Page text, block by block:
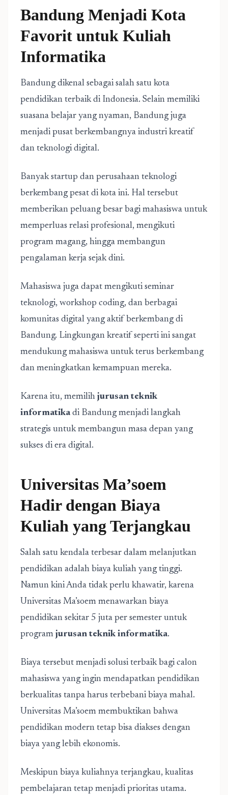
Bandung Menjadi Kota
Favorit untuk Kuliah
Informatika
Bandung dikenal sebagai salah satu kota
pendidikan terbaik di Indonesia. Selain memiliki
suasana belajar yang nyaman, Bandung juga
menjadi pusat berkembangnya industri kreatif
dan teknologi digital.
Banyak startup dan perusahaan teknologi
berkembang pesat di kota ini. Hal tersebut
memberikan peluang besar bagi mahasiswa untuk
memperluas relasi profesional, mengikuti
program magang, hingga membangun
pengalaman kerja sejak dini.
Mahasiswa juga dapat mengikuti seminar
teknologi, workshop coding, dan berbagai
komunitas digital yang aktif berkembang di
Bandung. Lingkungan kreatif seperti ini sangat
mendukung mahasiswa untuk terus berkembang
dan meningkatkan kemampuan mereka.
Karena itu, memilih jurusan teknik
informatikadi Bandung menjadi langkah
strategis untuk membangun masa depan yang
sukses di era digital.
Universitas Ma’soem
Hadir dengan Biaya
Kuliah yang Terjangkau
Salah satu kendala terbesar dalam melanjutkan
pendidikan adalah biaya kuliah yang tinggi.
Namun kini Anda tidak perlu khawatir, karena
Universitas Ma’soem menawarkan biaya
pendidikan sekitar 5 juta per semester untuk
program jurusan teknik informatika.
Biaya tersebut menjadi solusi terbaik bagi calon
mahasiswa yang ingin mendapatkan pendidikan
berkualitas tanpa harus terbebani biaya mahal.
Universitas Ma’soem membuktikan bahwa
pendidikan modern tetap bisa diakses dengan
biaya yang lebih ekonomis.
Meskipun biaya kuliahnya terjangkau, kualitas
pembelajaran tetap menjadi prioritas utama.